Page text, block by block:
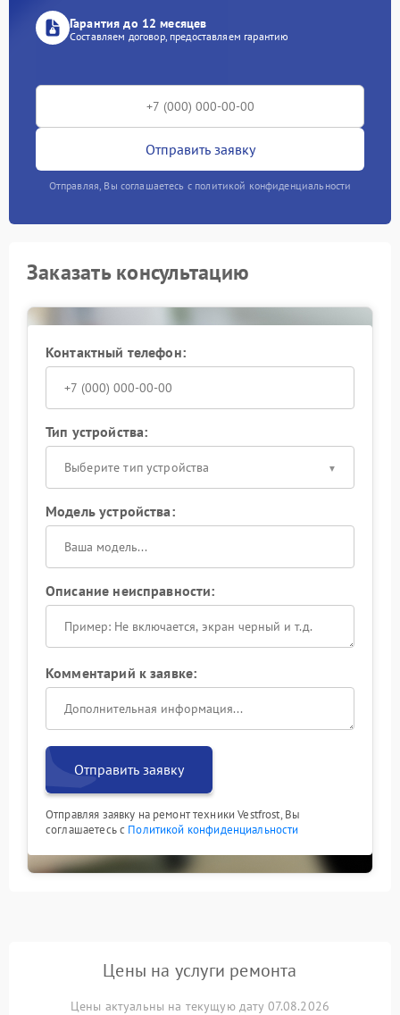
Гарантия до 12 месяцев
Составляем договор, предоставляем гарантию
Отправить заявку
Отправляя, Вы соглашаетесь с политикой конфиденциальности
Заказать консультацию
Контактный телефон:
Тип устройства:
Выберите тип устройства
Модель устройства:
Описание неисправности:
Комментарий к заявке:
Отправить заявку
Отправляя заявку на ремонт техники Vestfrost, Вы
соглашаетесь с Политикой конфиденциальности
Цены на услуги ремонта
Цены актуальны на текущую дату 07.08.2026